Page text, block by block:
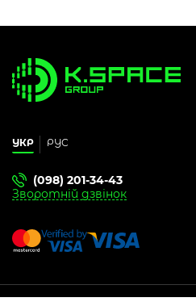
УКР РУС
(098) 201-34-43
Зворотній дзвінок